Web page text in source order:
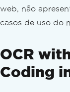
web, não
casos de uso do
OCR
Coding